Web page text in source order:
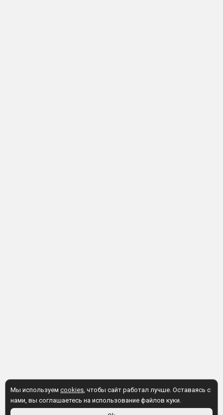
Мы используем cookies, чтобы сайт работал лучше. Оставаясь с
нами, вы соглашаетесь на использование файлов куки.